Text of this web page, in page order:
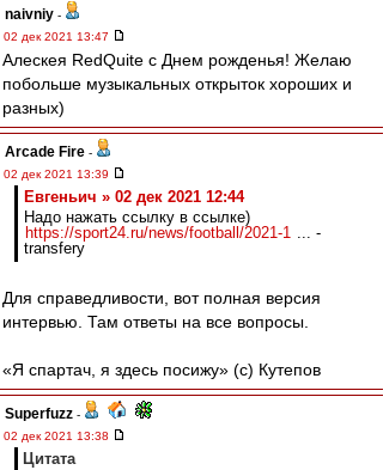
naivniy -
02 дек 2021 13:47
Алескея RedQuite с Днем рожденья! Желаю
побольше музыкальных открыток хороших и
разных)
Arcade Fire -
02 дек 2021 13:39
Евгеньич » 02 дек 2021 12:44
Надо нажать ссылку в ссылке)
https://sport24.ru/news/football/2021-1 ... -
transfery
Для справедливости, вот полная версия
интервью. Там ответы на все вопросы.
«Я спартач, я здесь посижу» (с) Кутепов
Superfuzz -
02 дек 2021 13:38
Цитата